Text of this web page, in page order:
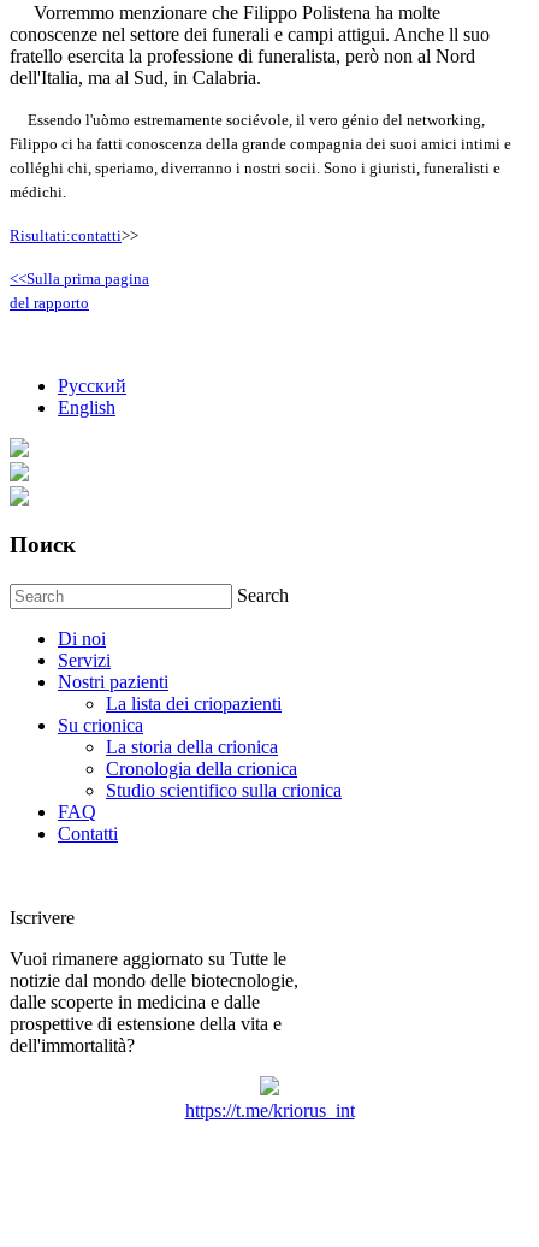
Vorremmo menzionare che Filippo Polistena ha molte
conoscenze nel settore dei funerali e campi attigui. Anche ll suo
fratello esercita la professione di funeralista, però non al Nord
dell'Italia, ma al Sud, in Calabria.
Essendo l'uòmo estremamente sociévole, il vero génio del networking,
Filippo ci ha fatti conoscenza della grande compagnia dei suoi amici intimi e
colléghi chi, speriamo, diverranno i nostri socii. Sono i giuristi, funeralisti e
médichi.
Risultati:contatti>>
<<Sulla prima pagina
del rapporto
Русский
English
Поиск
Search
Di noi
Servizi
Nostri pazienti
La lista dei criopazienti
Su crionica
La storia della crionica
Сronologia della crionica
Studio scientifico sulla crionica
FAQ
Contatti
Iscrivere
Vuoi rimanere aggiornato su Tutte le
notizie dal mondo delle biotecnologie,
dalle scoperte in medicina e dalle
prospettive di estensione della vita e
dell'immortalità?
https://t.me/kriorus_int